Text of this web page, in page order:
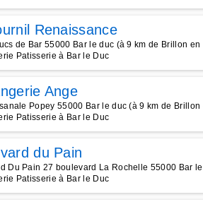
Renaissance
de Bar 55000 Bar le duc (à 9 km de Brillon en
Patisserie à Bar le Duc
Ange
Popey 55000 Bar le duc (à 9 km de Brillon
Patisserie à Bar le Duc
du Pain
Du Pain 27 boulevard La Rochelle 55000 Bar
Patisserie à Bar le Duc